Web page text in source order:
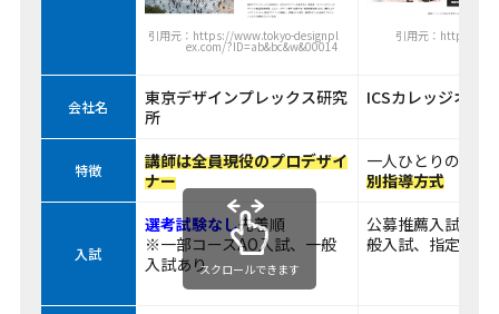
引用元：https://www.tokyo-designpl
ex.com/?ID=ab&bc&w&00014
引用元：https://
会社名
東京デザインプレックス研究
所
ICSカレッジオブ
特徴
講師は全員現役のプロデザイ
ナー
一人ひとりの個性
別指導方式
入試
選考試験なし先着順
※一部コースAO入試、一般
入試あり
公募推薦入試、
般入試、指定校推
スクロールできます